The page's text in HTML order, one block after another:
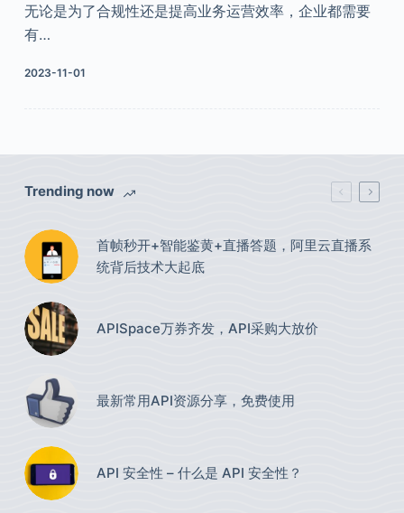
无论是为了合规性还是提高业务运营效率，企业都需要
有…
2023-11-01
Trending now
首帧秒开+智能鉴黄+直播答题，阿里云直播系
统背后技术大起底
APISpace万券齐发，API采购大放价
最新常用API资源分享，免费使用​
API 安全性 – 什么是 API 安全性？